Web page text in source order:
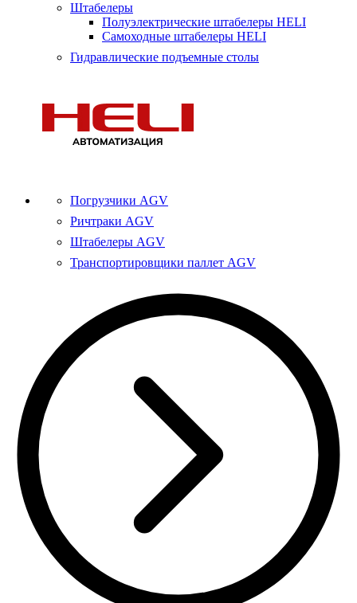
Штабелеры
Полуэлектрические штабелеры HELI
Самоходные штабелеры HELI
Гидравлические подъемные столы
Погрузчики AGV
Ричтраки AGV
Штабелеры AGV
Транспортировщики паллет AGV